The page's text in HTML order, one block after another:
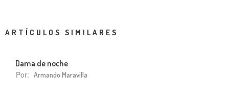
ARTÍCULOS SIMILARES
Dama de noche
Por: Armando Maravilla